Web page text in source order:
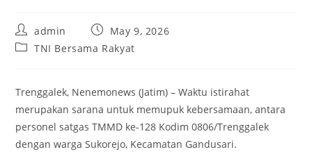
Post
author:
admin
Post
published:
May 9, 2026
PostTNI Bersama Rakyat
Trenggalek, Nenemonews (Jatim) – Waktu istirahat
merupakan sarana untuk memupuk kebersamaan, antara
personel satgas TMMD ke-128 Kodim 0806/Trenggalek
dengan warga Sukorejo, Kecamatan Gandusari.